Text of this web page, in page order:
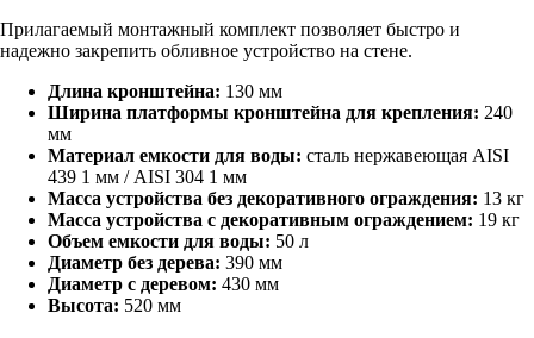
Прилагаемый монтажный комплект позволяет быстро и
надежно закрепить обливное устройство на стене.
Длина кронштейна: 130 мм
Ширина платформы кронштейна для крепления: 240
мм
Материал емкости для воды: сталь нержавеющая AISI
439 1 мм / AISI 304 1 мм
Масса устройства без декоративного ограждения: 13 кг
Масса устройства с декоративным ограждением: 19 кг
Объем емкости для воды: 50 л
Диаметр без дерева: 390 мм
Диаметр с деревом: 430 мм
Высота: 520 мм